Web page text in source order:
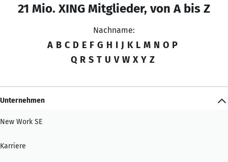
21 Mio. XING Mitglieder, von A bis Z
Nachname:
A B C D E F G H I J K L M N O P
Q R S T U V W X Y Z
Unternehmen
New Work SE
Karriere